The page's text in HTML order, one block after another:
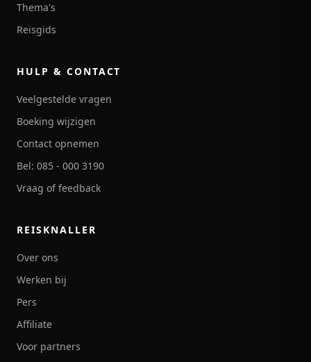
Thema's
Reisgids
HULP & CONTACT
Veelgestelde vragen
Boeking wijzigen
Contact opnemen
Bel: 085 - 000 3190
Vraag of feedback
REISKNALLER
Over ons
Werken bij
Pers
Affiliate
Voor partners